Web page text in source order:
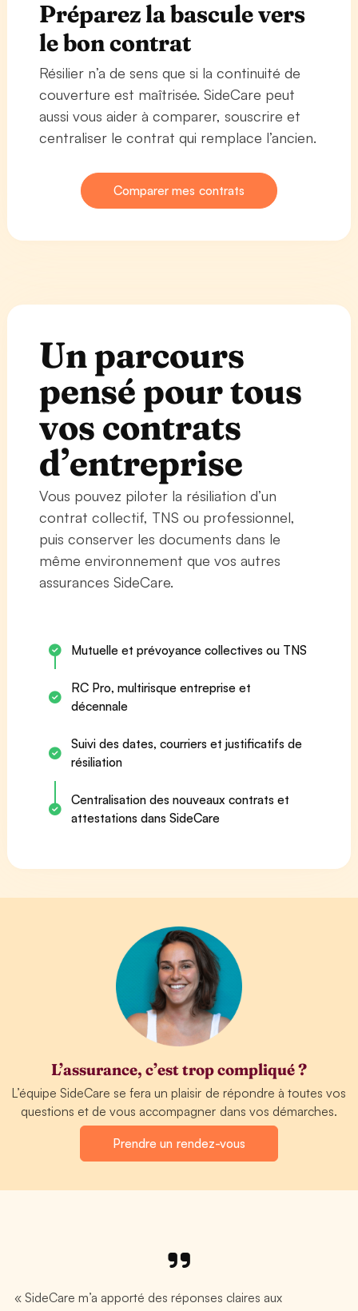
Préparez la bascule vers
le bon contrat
Résilier n’a de sens que si la continuité de
couverture est maîtrisée. SideCare peut
aussi vous aider à comparer, souscrire et
centraliser le contrat qui remplace l’ancien.
Comparer mes contrats
Un parcours
pensé pour tous
vos contrats
d’entreprise
Vous pouvez piloter la résiliation d’un
contrat collectif, TNS ou professionnel,
puis conserver les documents dans le
même environnement que vos autres
assurances SideCare.
Mutuelle et prévoyance collectives ou TNS
RC Pro, multirisque entreprise et
décennale
Suivi des dates, courriers et justificatifs de
résiliation
Centralisation des nouveaux contrats et
attestations dans SideCare
L’assurance, c’est trop compliqué ?
L’équipe SideCare se fera un plaisir de répondre à toutes vos
questions et de vous accompagner dans vos démarches.
Prendre un rendez-vous
« SideCare m’a apporté des réponses claires aux